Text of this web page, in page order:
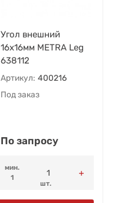
Угол внешний
16х16мм METRA Leg
638112
Артикул: 400216
Под заказ
По запросу
мин.
1
шт.